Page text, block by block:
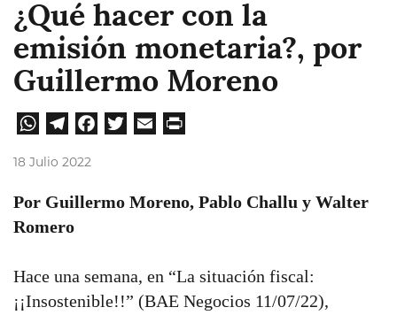
¿Qué hacer con la
emisión monetaria?, por
Guillermo Moreno
W
pp
Te
m
Fa
ok
Tw
18 Julio 2022
Por Guillermo Moreno, Pablo Challu y Walter
Romero
Hace una semana, en “La situación fiscal:
¡¡Insostenible!!” (BAE Negocios 11/07/22),